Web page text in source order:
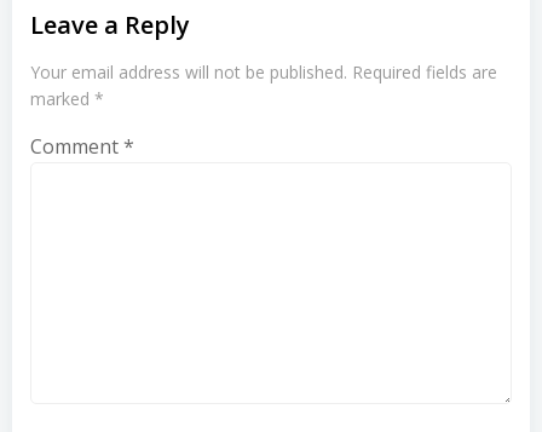
Leave a Reply
Your email address will not be published. Required fields are
marked *
Comment*